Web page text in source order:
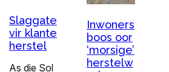
Slaggate
vir klante
herstel
As die Sol
Inwoners
boos oor
‘morsige’
herstelw